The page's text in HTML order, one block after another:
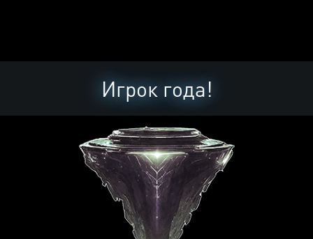
Игрок года!